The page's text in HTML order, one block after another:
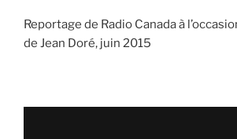
Reportage de Radio Canada à
de Jean Doré, juin 2015